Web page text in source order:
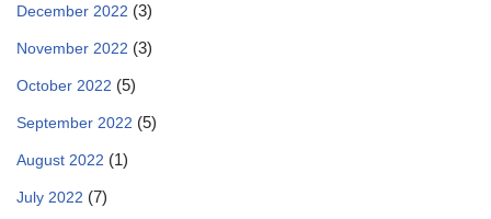
December 2022 (3)
November 2022 (3)
October 2022 (5)
September 2022 (5)
August 2022 (1)
July 2022 (7)